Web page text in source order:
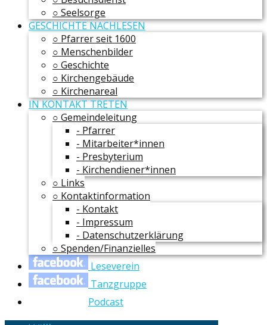
○ Seelsorge
GESCHICHTE NACHLESEN
○ Pfarrer seit 1600
○ Menschenbilder
○ Geschichte
○ Kirchengebäude
○ Kirchenareal
IN KONTAKT TRETEN
○ Gemeindeleitung
- Pfarrer
- Mitarbeiter*innen
- Presbyterium
- Kirchendiener*innen
○ Links
○ Kontaktinformation
- Kontakt
- Impressum
- Datenschutzerklärung
○ Spenden/Finanzielles
Leseverein
Tanzgruppe
Podcast